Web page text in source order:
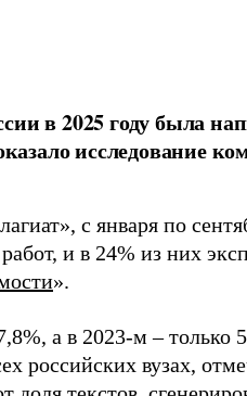
в 2025 году была
исследование
с января по
и в 24% из них
».
а в 2023-м – только
российских вузах,